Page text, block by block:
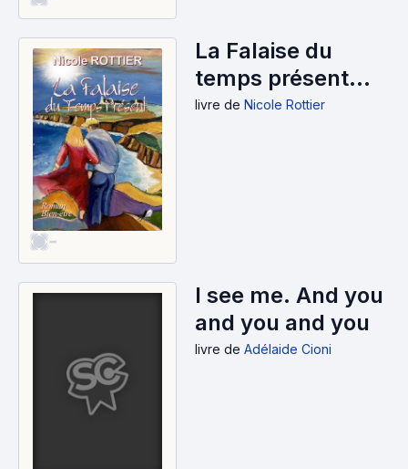
-
La Falaise du
temps présent
(2021)
livre de Nicole Rottier
I see me. And you
and you and you
livre de Adélaide Cioni